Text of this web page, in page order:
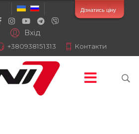
Вхід
+380938151313 Контакти
Дізнатись ціну